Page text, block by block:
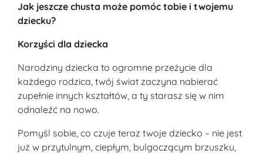
Jak jeszcze chusta może pomóc tobie i twojemu
dziecku?
Korzyści dla dziecka
Narodziny dziecka to ogromne przeżycie dla
każdego rodzica, twój świat zaczyna nabierać
zupełnie innych kształtów, a ty starasz się w nim
odnaleźć na nowo.
Pomyśl sobie, co czuje teraz twoje dziecko – nie jest
już w przytulnym, ciepłym, bulgoczącym brzuszku,